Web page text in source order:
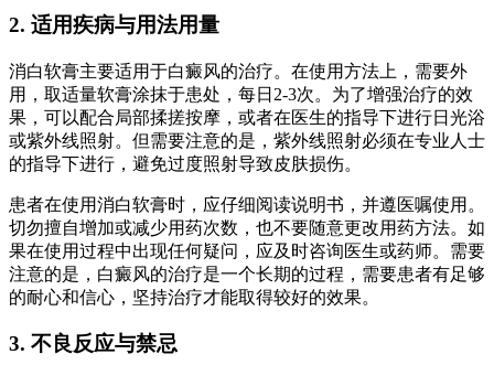
2. 适用疾病与用法用量
消白软膏主要适用于白癜风的治疗。在使用方法上，需要外
用，取适量软膏涂抹于患处，每日2-3次。为了增强治疗的效
果，可以配合局部揉搓按摩，或者在医生的指导下进行日光浴
或紫外线照射。但需要注意的是，紫外线照射必须在专业人士
的指导下进行，避免过度照射导致皮肤损伤。
患者在使用消白软膏时，应仔细阅读说明书，并遵医嘱使用。
切勿擅自增加或减少用药次数，也不要随意更改用药方法。如
果在使用过程中出现任何疑问，应及时咨询医生或药师。需要
注意的是，白癜风的治疗是一个长期的过程，需要患者有足够
的耐心和信心，坚持治疗才能取得较好的效果。
3. 不良反应与禁忌